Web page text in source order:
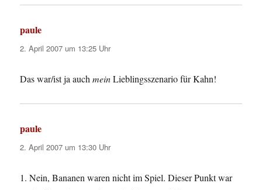
paule
2. April 2007 um 13:25 Uhr
Das war/ist ja auchmeinLieblingsszenario für Kahn!
paule
2. April 2007 um 13:30 Uhr
1. Nein, Bananen waren nicht im Spiel. Dieser Punkt war